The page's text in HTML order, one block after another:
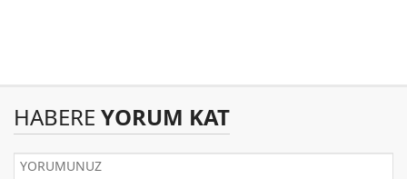
HABERE YORUM KAT